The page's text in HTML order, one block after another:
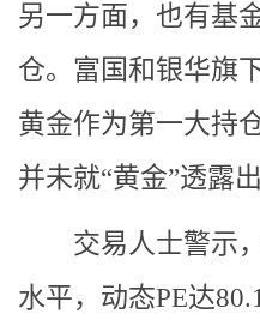
另一方面，也有基
仓。富国和银华旗
黄金作为第一大持
并未就“黄金”透露
交易人士警示，
水平，动态PE达